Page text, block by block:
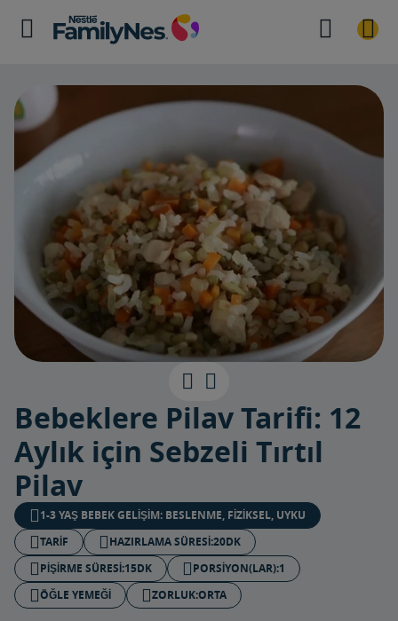
Bebeklere Pilav Tarifi: 12
Aylık için Sebzeli Tırtıl
Pilav
1-3 YAŞ BEBEK GELIŞIM: BESLENME, FIZIKSEL, UYKU
TARIF
HAZIRLAMA SÜRESI:20DK
PIŞIRME SÜRESI:15DK PORSIYON(LAR):​1
ÖĞLE YEMEĞI
ZORLUK:ORTA